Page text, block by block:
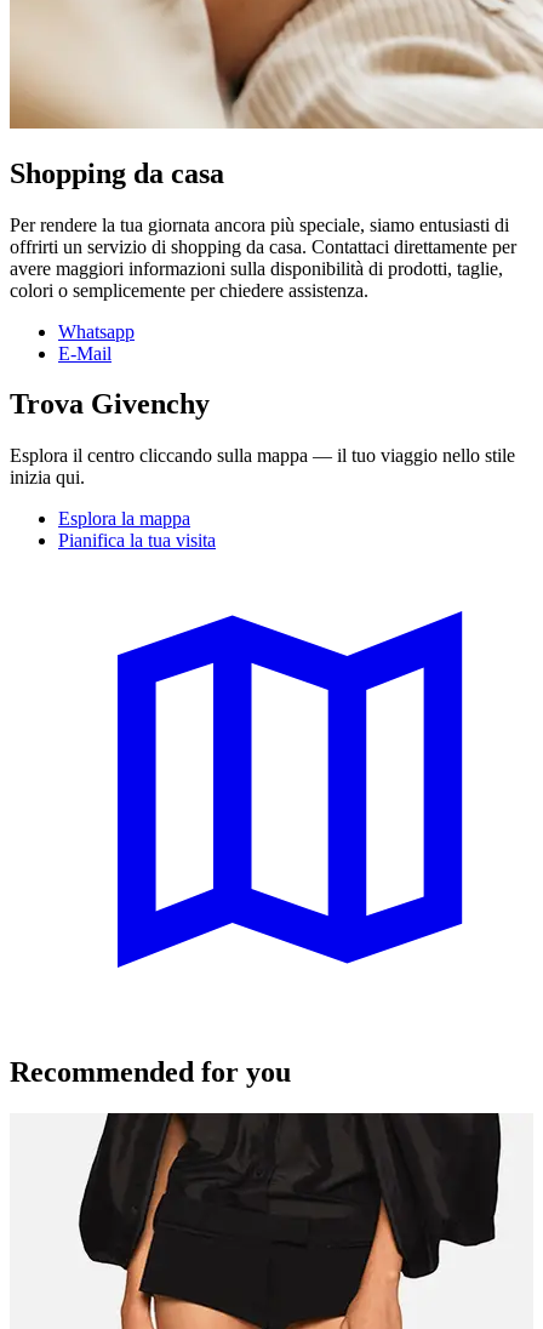
Shopping da casa
Per rendere la tua giornata ancora più speciale, siamo entusiasti di
offrirti un servizio di shopping da casa. Contattaci direttamente per
avere maggiori informazioni sulla disponibilità di prodotti, taglie,
colori o semplicemente per chiedere assistenza.
Whatsapp
E-Mail
Trova Givenchy
Esplora il centro cliccando sulla mappa — il tuo viaggio nello stile
inizia qui.
Esplora la mappa
Pianifica la tua visita
Recommended for you